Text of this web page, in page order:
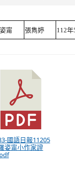
甯 張雋婷 112年
國語日報11205
姿甯小作家證